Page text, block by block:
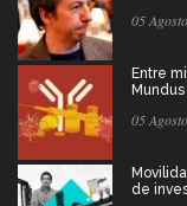
05
Entre
Mundus
05
de